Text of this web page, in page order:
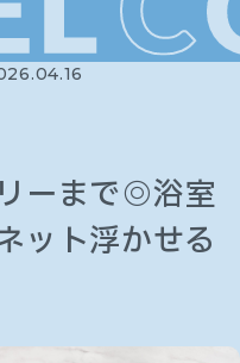
ーまで◎浴室
ット浮かせる